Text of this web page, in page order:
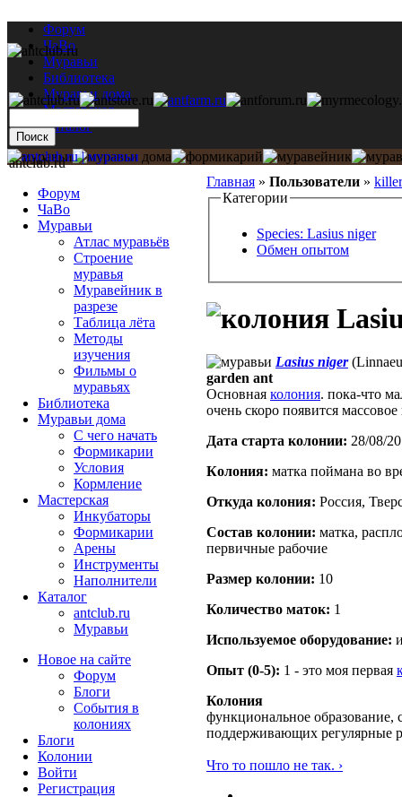
Форум
ЧаВо
Муравьи
Библиотека
Муравьи дома
Мастерская
Каталог
Главная » Пользователи »
Категории
Species: Lasius niger
Обмен опытом
Lasius niger
garden ant
Основная колония. пока-что
очень скоро появится
Дата старта кoлонии: 28/08/
Кoлония: матка поймана во
Откуда кoлония: Россия,
Состав кoлонии: матка,
первичные рабочие
Размер кoлонии: 10
Количество маток: 1
Используемое оборудование:
Опыт (0-5): 1 - это моя первая
Колония
функциональное образование,
поддерживающих регулярные
Что то пошло не так. ›
antclub.ru
Форум
ЧаВо
Муравьи
Атлас муравьёв
Строение
муравья
Муравейник в
разрезе
Таблица лёта
Методы
изучения
Фильмы о
муравьях
Библиотека
Муравьи дома
С чего начать
Формикарии
Условия
Кормление
Мастерская
Инкубаторы
Формикарии
Арены
Инструменты
Наполнители
Каталог
antclub.ru
Муравьи
Новое на сайте
Форум
Блоги
События в
колониях
Блоги
Колонии
Войти
Peгиcтpaция